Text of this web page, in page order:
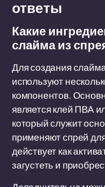
ответы
Какие
слайма из
Для создания
используют
компонентов.
является клей ПВА
который служит
применяют спрей
действует как
загустеть и